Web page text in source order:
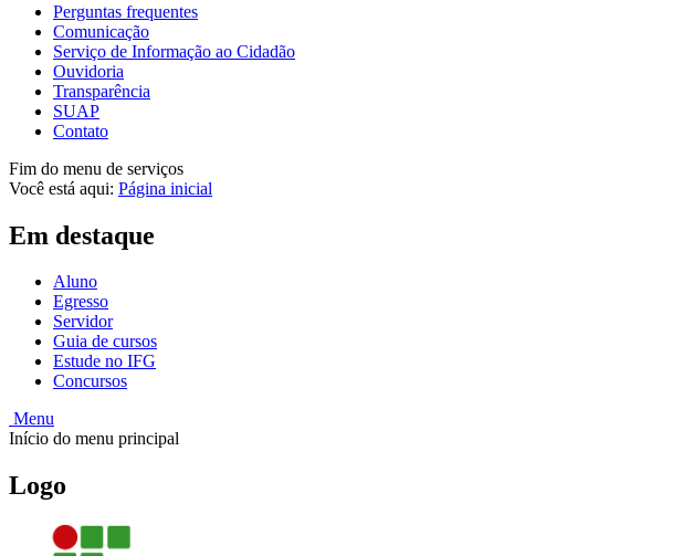
Perguntas frequentes
Comunicação
Serviço de Informação ao Cidadão
Ouvidoria
Transparência
SUAP
Contato
Fim do menu de serviços
Você está aqui: Página inicial
Em destaque
Aluno
Egresso
Servidor
Guia de cursos
Estude no IFG
Concursos
Menu
Início do menu principal
Logo